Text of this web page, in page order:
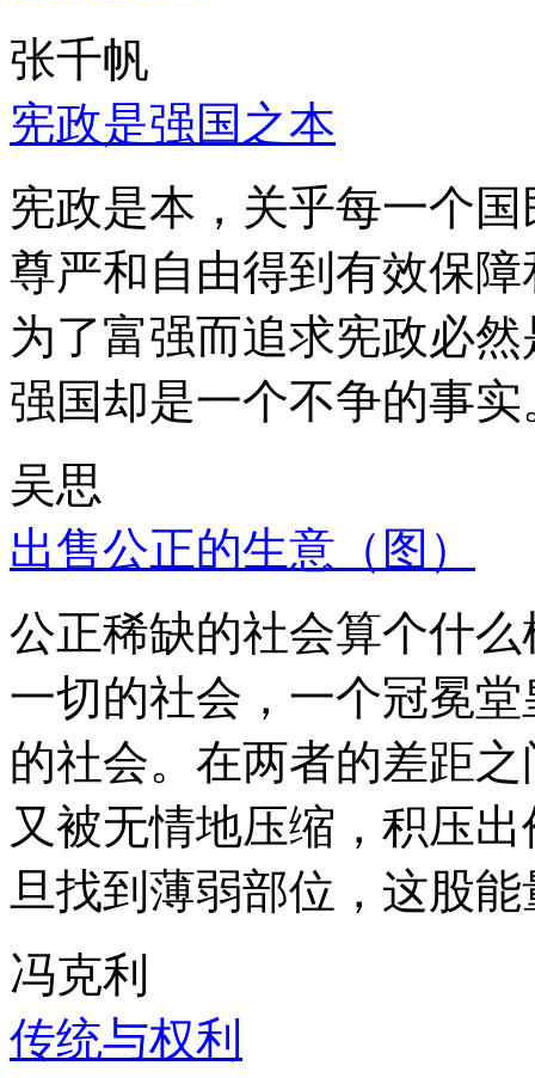
张千帆
宪政是强国之本
宪政是本，关乎每一个
尊严和自由得到有效保
为了富强而追求宪政必
强国却是一个不争的事实
吴思
出售公正的生意（图）
公正稀缺的社会算个什
一切的社会，一个冠冕
的社会。在两者的差距
又被无情地压缩，积压
旦找到薄弱部位，这股
冯克利
传统与权利